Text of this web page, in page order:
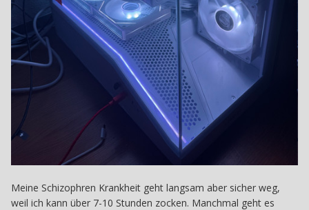
Meine Schizophren Krankheit geht langsam aber sicher weg,
weil ich kann über 7-10 Stunden zocken. Manchmal geht es